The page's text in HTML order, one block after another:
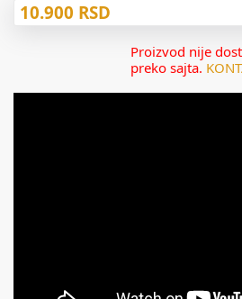
10.900 RSD
Proizvod nije
preko sajta.